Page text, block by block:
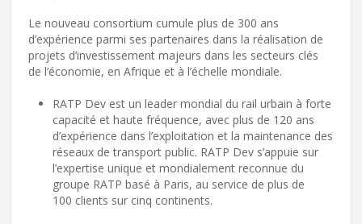
Le nouveau consortium cumule plus de 300 ans
d’expérience parmi ses partenaires dans la réalisation de
projets d’investissement majeurs dans les secteurs clés
de l’économie, en Afrique et à l’échelle mondiale.
RATP Dev est un leader mondial du rail urbain à forte
capacité et haute fréquence, avec plus de 120 ans
d’expérience dans l’exploitation et la maintenance des
réseaux de transport public. RATP Dev s’appuie sur
l’expertise unique et mondialement reconnue du
groupe RATP basé à Paris, au service de plus de
100 clients sur cinq continents.